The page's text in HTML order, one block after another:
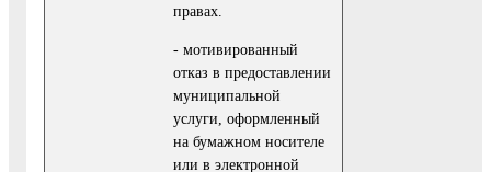
правах.
- мотивированный
отказ в предоставлении
муниципальной
услуги, оформленный
на бумажном носителе
или в электронной